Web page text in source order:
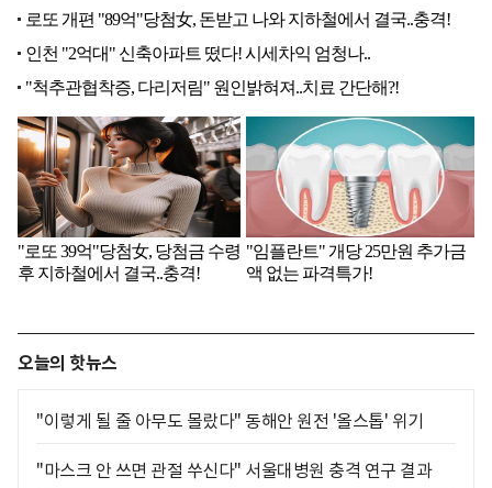
오늘의 핫뉴스
"이렇게 될 줄 아무도 몰랐다" 동해안 원전 '올스톱' 위기
"마스크 안 쓰면 관절 쑤신다" 서울대병원 충격 연구 결과